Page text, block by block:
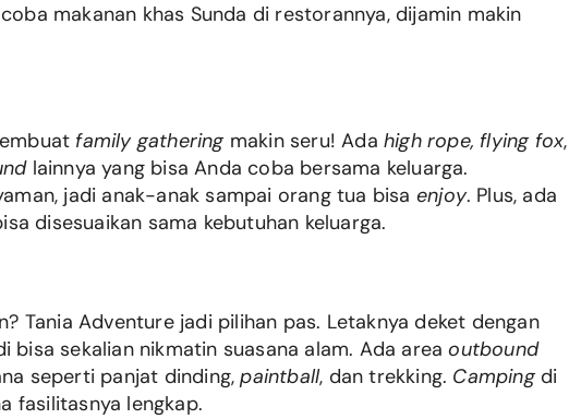
makanan khas Sunda di restorannya, dijamin makin
family gatheringmakin seru! Adahigh rope, flying fox,
lainnya yang bisa Anda coba bersama keluarga.
jadi anak-anak sampai orang tua bisa enjoy. Plus, ada
disesuaikan sama kebutuhan keluarga.
Tania Adventure jadi pilihan pas. Letaknya deket dengan
bisa sekalian nikmatin suasana alam. Ada areaoutbound
seperti panjat dinding,paintball, dan trekking. Campingdi
fasilitasnya lengkap.